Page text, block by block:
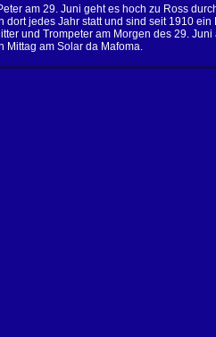
am 29. Juni geht es hoch zu Ross
dort jedes Jahr statt und sind seit 1910
und Trompeter am Morgen des 29.
Mittag am Solar da Mafoma.